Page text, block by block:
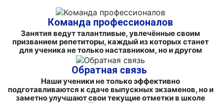
Команда профессионалов
Занятия ведут талантливые, увлечённые своим
призванием репетиторы, каждый из которых станет
для ученика не только наставником, но и другом
Обратная связь
Наши ученики не только эффективно
подготавливаются к сдаче выпускных экзаменов, но и
заметно улучшают свои текущие отметки в школе